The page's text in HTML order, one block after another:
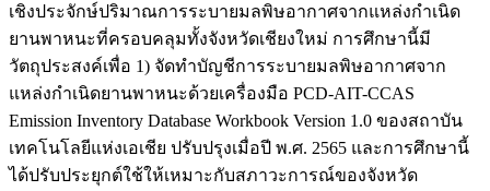
เชิงประจักษ์ปริมาณการระบายมลพิษอากาศจากแหล่งกำเนิด
ยานพาหนะที่ครอบคลุมทั้งจังหวัดเชียงใหม่ การศึกษานี้มี
วัตถุประสงค์เพื่อ 1) จัดทำบัญชีการระบายมลพิษอากาศจาก
แหล่งกำเนิดยานพาหนะด้วยเครื่องมือ PCD-AIT-CCAS
Emission Inventory Database Workbook Version 1.0 ของสถาบัน
เทคโนโลยีแห่งเอเชีย ปรับปรุงเมื่อปี พ.ศ. 2565 และการศึกษานี้
ได้ปรับประยุกต์ใช้ให้เหมาะกับสภาวะการณ์ของจังหวัด